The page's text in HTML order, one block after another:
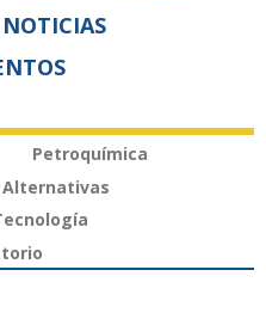
NOTICIAS
Petroquímica
Alternativas